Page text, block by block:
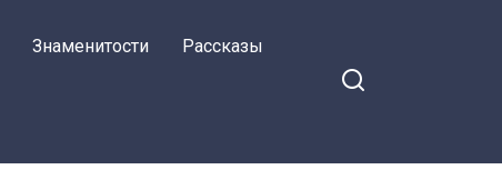
Знаменитости Рассказы